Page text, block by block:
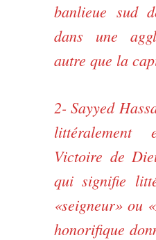
banlieue sud
dans une
autre que la
2- Sayyed
Victoire de
qui signifie
«seigneur» ou
honorifique